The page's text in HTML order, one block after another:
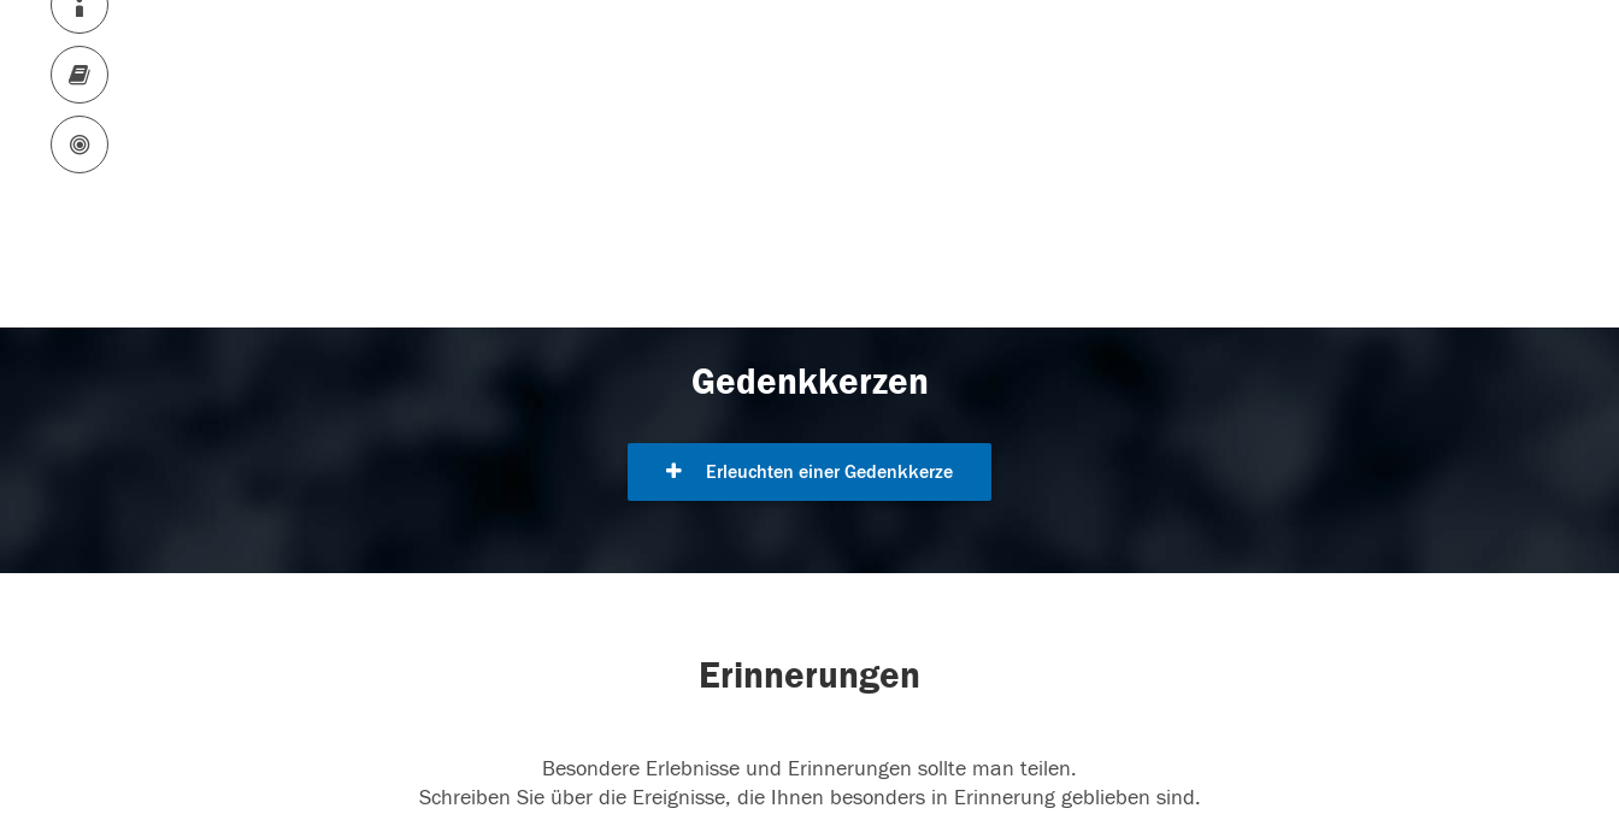
Gedenkkerzen
Erleuchten einer Gedenkkerze
Erinnerungen
Besondere Erlebnisse und Erinnerungen sollte man teilen.
Schreiben Sie über die Ereignisse, die Ihnen besonders in Erinnerung geblieben sind.